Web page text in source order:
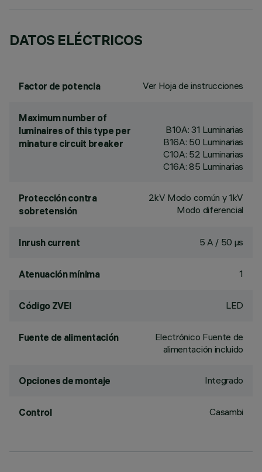
DATOS ELÉCTRICOS
Factor de potencia Ver Hoja de instrucciones
Maximum number of
luminaires of this type per
minature circuit breaker
B10A: 31 Luminarias
B16A: 50 Luminarias
C10A: 52 Luminarias
C16A: 85 Luminarias
Protección contra
sobretensión
2kV Modo común y 1kV
Modo diferencial
Inrush current 5 A / 50 µs
Atenuación mínima 1
Código ZVEI LED
Fuente de alimentación
Electrónico Fuente de
alimentación incluido
Opciones de montaje Integrado
Control Casambi